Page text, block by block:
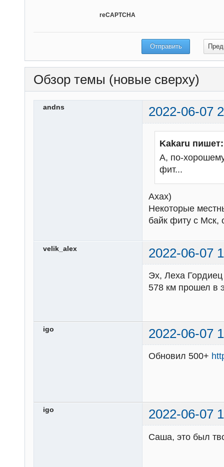
reCAPTCHA
Обзор темы (новые сверху)
andns 2022-06-07
Kakaru пишет:
А, по-
фит...
Ахах)
Некоторые
байк фиту с Мск,
velik_alex 2022-06-07
Эх, Леха
578 км прошел в
igo 2022-06-07
Обновил 500+
igo 2022-06-07
Саша, это был